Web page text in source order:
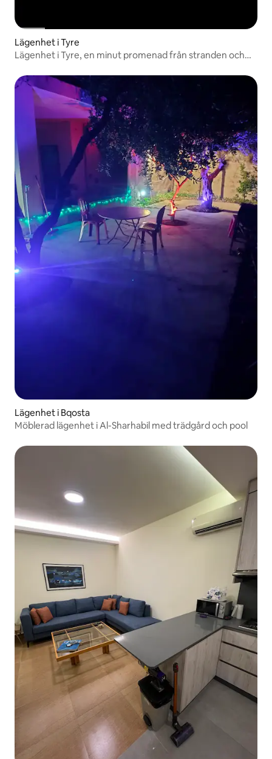
Lägenhet i Tyre
Lägenhet i Tyre, en minut promenad från stranden och
Lägenhet i Bqosta
Möblerad lägenhet i Al-Sharhabil med trädgård och pool